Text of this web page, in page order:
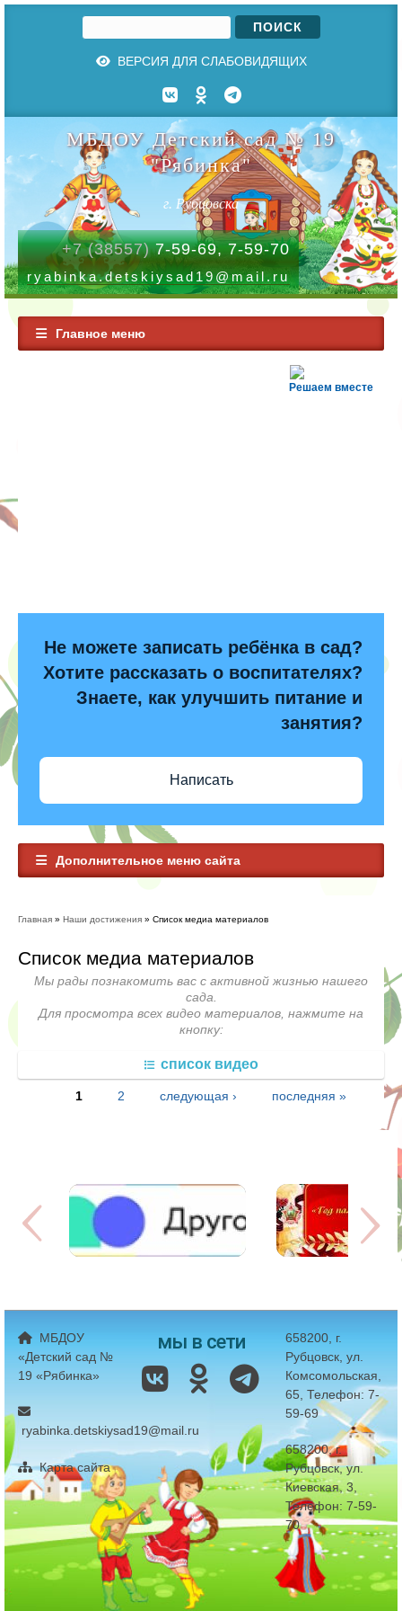
Форма поиска
ВЕРСИЯ ДЛЯ СЛАБОВИДЯЩИХ
МБДОУ Детский сад № 19
"Рябинка"
г. Рубцовска
+7 (38557)7-59-69, 7-59-70
ryabinka.detskiysad19@mail.ru
Главное меню
Решаем вместе
Не можете записать ребёнка в сад?
Хотите рассказать о воспитателях?
Знаете, как улучшить питание и
занятия?
Написать
Дополнительное меню сайта
Главная » Наши достижения » Список медиа материалов
Список медиа материалов
Мы рады познакомить вас с активной жизнью нашего
сада.
Для просмотра всех видео материалов, нажмите на
кнопку:
список видео
1 2 следующая › последняя »
МБДОУ
«Детский сад №
19 «Рябинка»
ryabinka.detskiysad19@mail.ru
Карта сайта
мы в сети
658200, г.
Рубцовск, ул.
Комсомольская,
65, Телефон: 7-
59-69
658200, г.
Рубцовск, ул.
Киевская, 3,
Телефон: 7-59-
70